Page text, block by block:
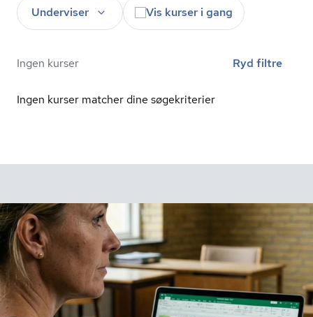
Underviser Vis kurser i gang
Ingen kurser Ryd filtre
Ingen kurser matcher dine søgekriterier